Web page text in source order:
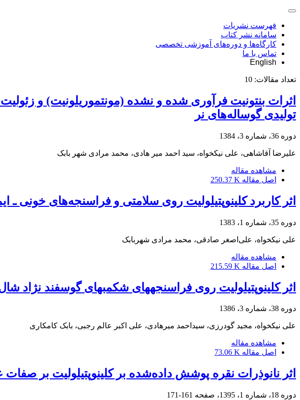
فهرست نشریات
سامانه نشر کتاب
کارگاه‌ها و دوره‌های آموزشی تخصصی
تماس با ما
English
تعداد مقالات: 10
اثرات بنتونیت فرآوری شده و نشده (مونتموریلونیت) و
تولیدی گوساله‌های نر
دوره 36، شماره 3، 1384
علیرضا آقاشاهی، علی نیکخواه، سید احمد میر هادی، محمد مرادی شهر بابک
مشاهده مقاله
اصل مقاله 250.37 K
اثر کاربرد کلینوپتیلولیت روی سلامتی و فراسنجه‌های خونی ـ
دوره 35، شماره 1، 1383
علی نیکخواه، علی‌اصغر صادقی، محمد مرادی شهربابک
مشاهده مقاله
اصل مقاله 215.59 K
اثر کلینوپتیلولیت روی فراسنجههای شکمبهای گوسفند نژاد
دوره 38، شماره 3، 1386
علی نیکخواه، مجید گودرزی، سیداحمد میرهادی، علی اکبر عالم رجبی، بابک کامکاری
مشاهده مقاله
اصل مقاله 73.06 K
اثر نانوذرات نقره پوشش ‌داده‌شده بر کلینوپتیلولیت بر
دوره 18، شماره 1، 1395، صفحه 161-171